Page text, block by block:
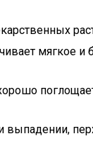
мягкое
выпадении,